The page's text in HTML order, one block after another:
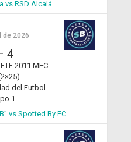
vs RSD Alcalá
de 2026
4
2011 MEC
del Futbol
1
vs Spotted By FC